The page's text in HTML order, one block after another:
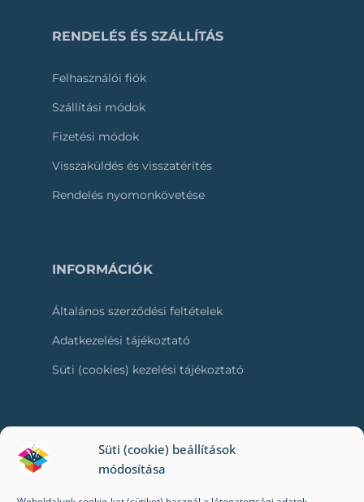
Süti (cookie) beállítások
módosítása
RENDELÉS ÉS SZÁLLÍTÁS
Felhasználói fiók
Szállítási módok
Fizetési módok
Visszaküldés és visszatérítés
Rendelés nyomonkövetése
INFORMÁCIÓK
Általános szerződési feltételek
Adatkezelési tájékoztató
Süti (cookies) kezelési tájékoztató
RÓLUNK